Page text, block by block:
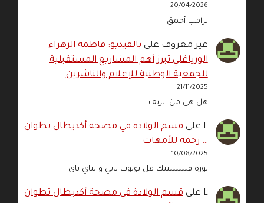
20/04/2026
ترامب أحمق
غير معروف علىبالفيديو: فاطمة الزهراء
الورياغلي تبرز أهم المشاريع المستقبلية
للجمعية الوطنية للإعلام والناشرين
21/11/2025
هل هي من الريف
L علىقسم الولادة في مصحة أكديطال تطوان
… رحمة للأمهات
10/08/2025
نورة فييييييينك فل يوتوب باني و لباي باي
L علىقسم الولادة في مصحة أكديطال تطوان